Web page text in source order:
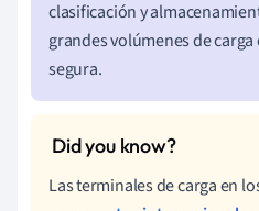
clasificación y
grandes volúmenes de
segura.
Las terminales de carga en